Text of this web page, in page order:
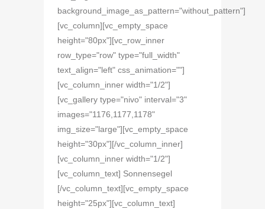
background_image_as_pattern="without_pattern"]
[vc_column][vc_empty_space
height="80px"][vc_row_inner
row_type="row" type="full_width"
text_align="left" css_animation=""]
[vc_column_inner width="1/2"]
[vc_gallery type="nivo" interval="3"
images="1176,1177,1178"
img_size="large"][vc_empty_space
height="30px"][/vc_column_inner]
[vc_column_inner width="1/2"]
[vc_column_text] Sonnensegel
[/vc_column_text][vc_empty_space
height="25px"][vc_column_text]